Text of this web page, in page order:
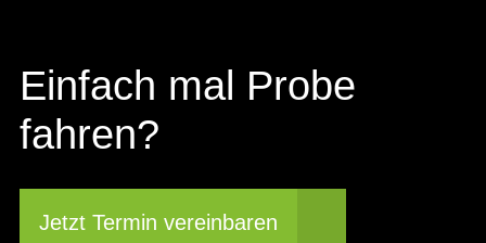
Einfach mal Probe
fahren?
Jetzt Termin vereinbaren